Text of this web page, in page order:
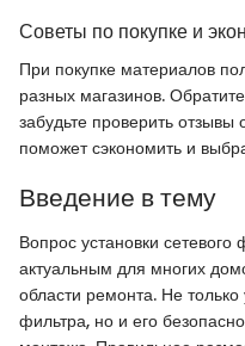
Советы по покупке и
При покупке материалов
разных магазинов.
забудьте проверить
поможет сэкономить и
Введение в тему
Вопрос установки
актуальным для многих
области ремонта. Не только
фильтра, но и его